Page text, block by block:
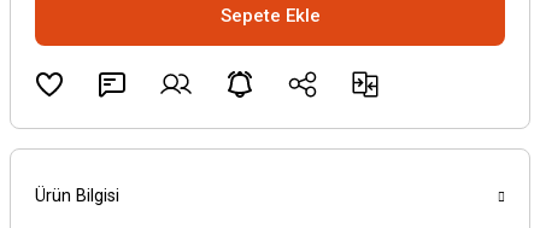
Sepete Ekle
Ürün Bilgisi